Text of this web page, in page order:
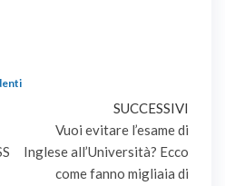
SUCCESSIVI
Vuoi evitare l’esame di
Inglese all’Università? Ecco
come fanno migliaia di